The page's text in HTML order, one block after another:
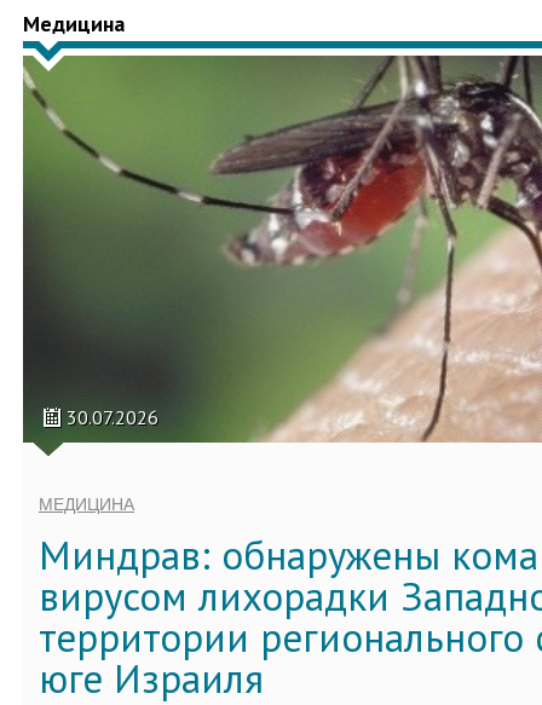
Медицина
30.07.2026
МЕДИЦИНА
Миндрав: обнаружены
вирусом лихорадки
территории регионального
юге Израиля